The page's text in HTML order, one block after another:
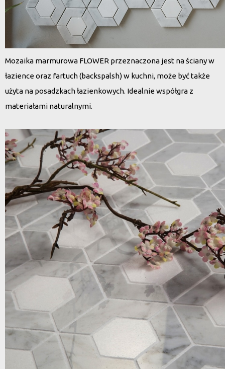
Mozaika marmurowa FLOWER przeznaczona jest na ściany w
łazience oraz fartuch (backspalsh) w kuchni, może być także
użyta na posadzkach łazienkowych. Idealnie współgra z
materiałami naturalnymi.